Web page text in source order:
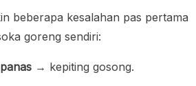
beberapa kesalahan pas pertama
goreng sendiri:
→ kepiting gosong.